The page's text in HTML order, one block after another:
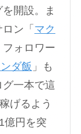
開設。ま
ン「 マク
フォロワー
ダ飯 」も
一本で這
げるよう
億円を突